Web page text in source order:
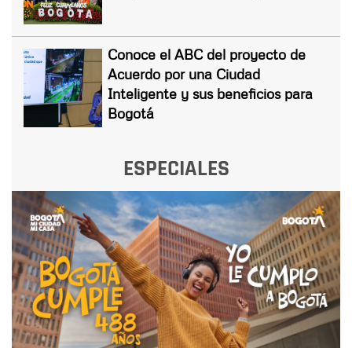
Conoce el ABC del proyecto de
Acuerdo por una Ciudad
Inteligente y sus beneficios para
Bogotá
ESPECIALES